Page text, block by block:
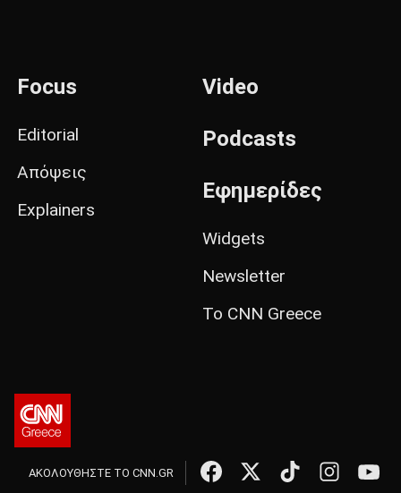
Focus
Editorial
Απόψεις
Explainers
Video
Podcasts
Εφημερίδες
Widgets
Newsletter
Το CNN Greece
ΑΚΟΛΟΥΘΗΣΤΕ ΤΟ CNN.GR